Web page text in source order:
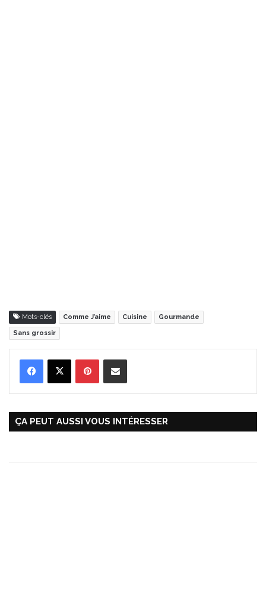
Mots-clés Comme J’aime Cuisine Gourmande
Sans grossir
ÇA PEUT AUSSI VOUS INTÉRESSER